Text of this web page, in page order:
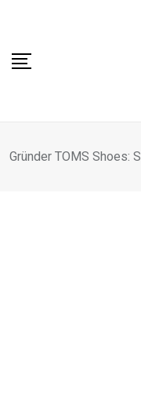
content
Gründer TOMS Shoes: